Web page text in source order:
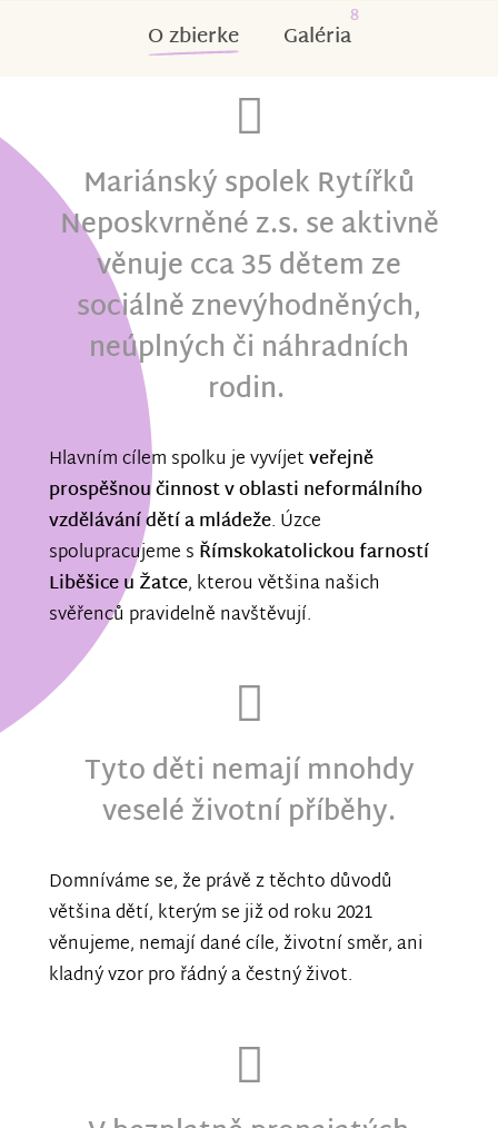
O zbierke Galéria
8
Mariánský spolek Rytířků
Neposkvrněné z.s. se aktivně
věnuje cca 35 dětem ze
sociálně znevýhodněných,
neúplných či náhradních
rodin.
Hlavním cílem spolku je vyvíjetveřejně
prospěšnou činnost v oblasti neformálního
vzdělávání dětí a mládeže. Úzce
spolupracujeme s Římskokatolickou farností
Liběšice u Žatce, kterou většina našich
svěřenců pravidelně navštěvují.
Tyto děti nemají mnohdy
veselé životní příběhy.
Domníváme se, že právě z těchto důvodů
většina dětí, kterým se již od roku 2021
věnujeme, nemají dané cíle, životní směr, ani
kladný vzor pro řádný a čestný život.